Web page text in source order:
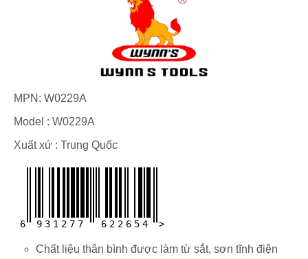
MPN: W0229A
Model : W0229A
Xuất xứ : Trung Quốc
6 9 3 1 2 7 7 6 2 2 6 5 4 >
Chất liệu thân bình được làm từ sắt, sơn tĩnh điện